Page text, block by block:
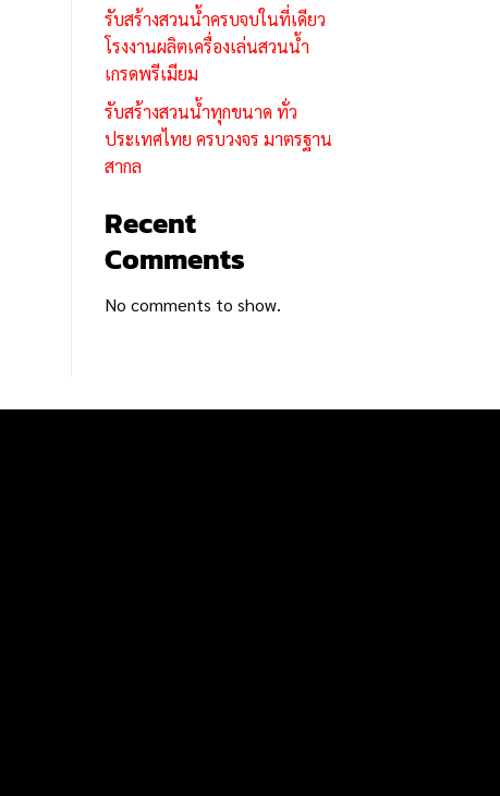
รับสร้างสวนน้ำครบจบในที่เดียว
โรงงานผลิตเครื่องเล่นสวนน้ำ
เกรดพรีเมียม
รับสร้างสวนน้ำทุกขนาด ทั่ว
ประเทศไทย ครบวงจร มาตรฐาน
สากล
Recent
Comments
No comments to show.